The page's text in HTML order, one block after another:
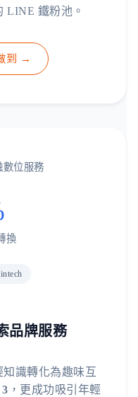
LINE 鐵粉池。
到 →
數位服務
換
品牌服務
識轉化為趣味互
，更成功吸引年輕